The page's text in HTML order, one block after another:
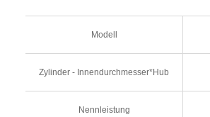
Modell
Zylinder - Innendurchmesser*Hub
Nennleistung